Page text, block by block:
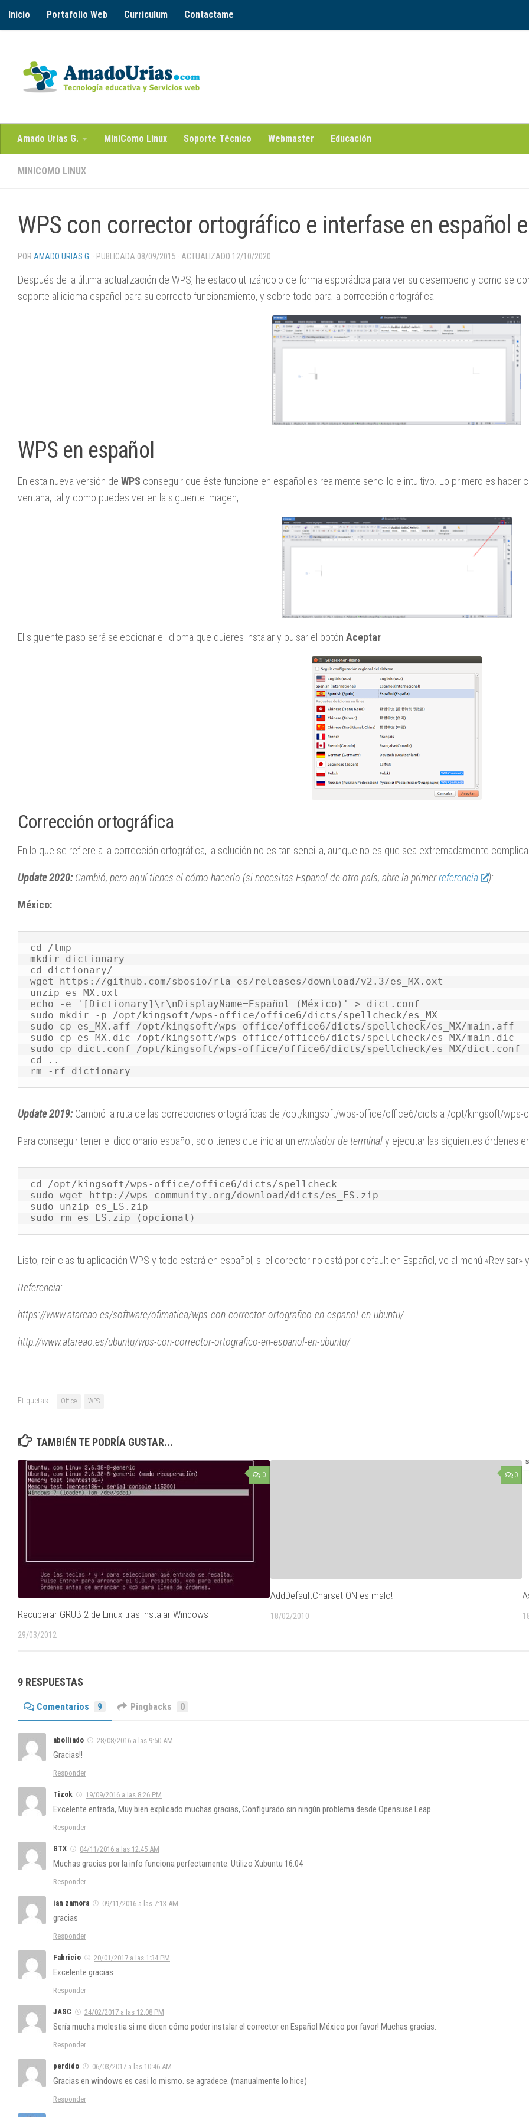
Saltar al contenido
Inicio Portafolio Web Curriculum Contactame
Amado Urias G. MiniComo Linux Soporte Técnico Webmaster Educación
MINICOMO LINUX
WPS con corrector ortográfico e interfase en español
POR AMADO URIAS G. · PUBLICADA 08/09/2015 · ACTUALIZADO 12/10/2020
Después de la última actualización de WPS, he estado utilizándolo de forma esporádica para ver su desempeño y como se
soporte al idioma español para su correcto funcionamiento, y sobre todo para la corrección ortográfica.
WPS en español
En esta nueva versión de WPS conseguir que éste funcione en español es realmente sencillo e intuitivo. Lo primero es
ventana, tal y como puedes ver en la siguiente imagen,
El siguiente paso será seleccionar el idioma que quieres instalar y pulsar el botón Aceptar
Corrección ortográfica
En lo que se refiere a la corrección ortográfica, la solución no es tan sencilla, aunque no es que sea extremadamente
Update 2020:Cambió, pero aquí tienes el cómo hacerlo (si necesitas Español de otro país, abre la primerreferencia ):
México:
cd /tmp
mkdir dictionary
cd dictionary/
wget https://github.com/sbosio/rla-es/releases/download/v2.3/es_MX.oxt
unzip es_MX.oxt
echo -e '[Dictionary]\r\nDisplayName=Español (México)' > dict.conf
sudo mkdir -p /opt/kingsoft/wps-office/office6/dicts/spellcheck/es_MX
sudo cp es_MX.aff /opt/kingsoft/wps-office/office6/dicts/spellcheck/es_MX/main.aff
sudo cp es_MX.dic /opt/kingsoft/wps-office/office6/dicts/spellcheck/es_MX/main.dic
sudo cp dict.conf /opt/kingsoft/wps-office/office6/dicts/spellcheck/es_MX/dict.conf
cd ..
rm -rf dictionary
Update 2019:Cambió la ruta de las correcciones ortográficas de /opt/kingsoft/wps-office/office6/dicts a /opt/kingsoft/
Para conseguir tener el diccionario español, solo tienes que iniciar un emulador de terminaly ejecutar las siguientes órdenes
cd /opt/kingsoft/wps-office/office6/dicts/spellcheck
sudo wget http://wps-community.org/download/dicts/es_ES.zip
sudo unzip es_ES.zip
sudo rm es_ES.zip (opcional)
Listo, reinicias tu aplicación WPS y todo estará en español, si el corector no está por default en Español, ve al menú «Revisar»
Referencia:
https://www.atareao.es/software/ofimatica/wps-con-corrector-ortografico-en-espanol-en-ubuntu/
http://www.atareao.es/ubuntu/wps-con-corrector-ortografico-en-espanol-en-ubuntu/
Etiquetas: Office WPS
TAMBIÉN TE PODRÍA GUSTAR...
0
Recuperar GRUB 2 de Linux tras instalar Windows
29/03/2012
0
AddDefaultCharset ON es malo!
18/02/2010
9 RESPUESTAS
Comentarios 9 Pingbacks 0
abolliado 28/08/2016 a las 9:50 AM
Gracias!!
Responder
Tizok 19/09/2016 a las 8:26 PM
Excelente entrada, Muy bien explicado muchas gracias, Configurado sin ningún problema desde Opensuse Leap.
Responder
GTX 04/11/2016 a las 12:45 AM
Muchas gracias por la info funciona perfectamente. Utilizo Xubuntu 16.04
Responder
ian zamora 09/11/2016 a las 7:13 AM
gracias
Responder
Fabricio 20/01/2017 a las 1:34 PM
Excelente gracias
Responder
JASC 24/02/2017 a las 12:08 PM
Sería mucha molestia si me dicen cómo poder instalar el corrector en Español México por favor! Muchas gracias.
Responder
perdido 06/03/2017 a las 10:46 AM
Gracias en windows es casi lo mismo. se agradece. (manualmente lo hice)
Responder